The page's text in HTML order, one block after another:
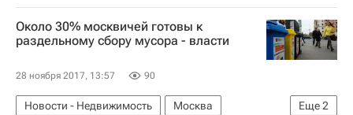
Около 30% москвичей готовы к
раздельному сбору мусора - власти
28 ноября 2017, 13:57 90
Еще2
Новости - Недвижимость
Москва